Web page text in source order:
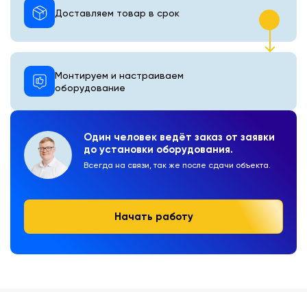
Один человек ведёт заказ от заявки
до установки оборудования.
Всегда на связи, так же после сдачи объекта.
Начать работу
Монтируем и настраиваем
оборудование
Доставляем товар в срок